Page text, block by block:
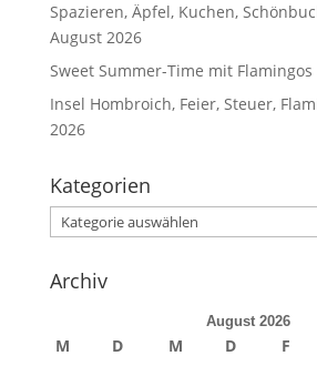
Spazieren, Äpfel, Kuchen,
August 2026
Sweet Summer-Time mit Flamingos
Insel Hombroich, Feier, Steuer,
2026
Kategorien
Kategorien
Archiv
August 2026
M D M D F